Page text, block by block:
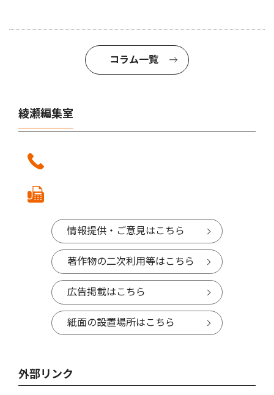
コラム一覧
綾瀬編集室
情報提供・ご意見はこちら
著作物の二次利用等はこちら
広告掲載はこちら
紙面の設置場所はこちら
外部リンク